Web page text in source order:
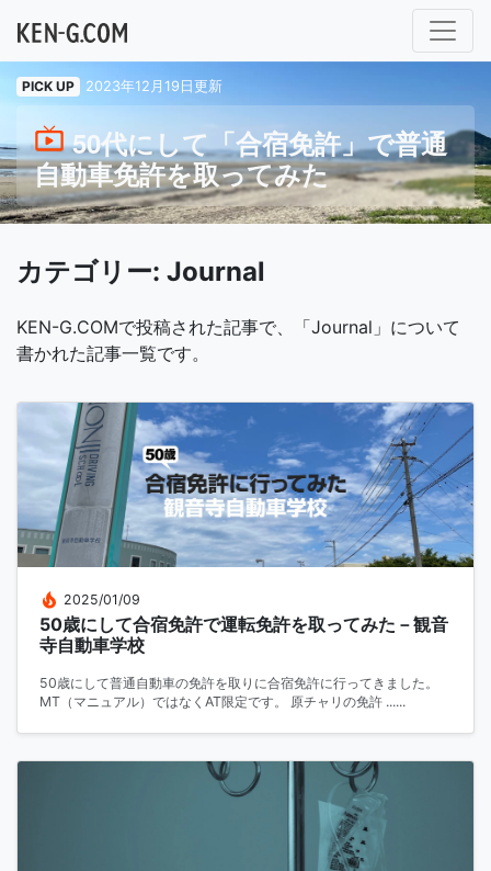
メインナビゲーション
PICK UP 2023年12月19日更新
50代にして「合宿免許」で普通
自動車免許を取ってみた
カテゴリー: Journal
KEN-G.COMで投稿された記事で、「Journal」について
書かれた記事一覧です。
2025/01/09
50歳にして合宿免許で運転免許を取ってみた－観音
寺自動車学校
50歳にして普通自動車の免許を取りに合宿免許に行ってきました。
MT（マニュアル）ではなくAT限定です。 原チャリの免許 ......